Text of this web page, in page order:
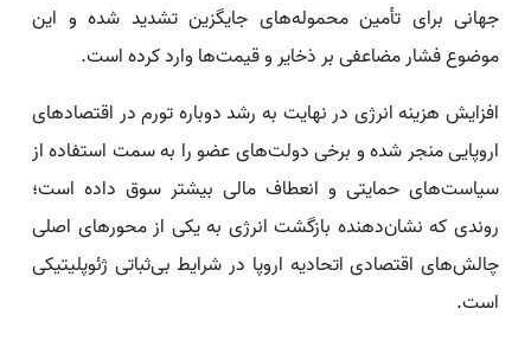
جهانی برای تأمین محموله‌های جایگزین تشدید شده و این
موضوع فشار مضاعفی بر ذخایر و قیمت‌ها وارد کرده است.
افزایش هزینه انرژی در نهایت به رشد دوباره تورم در اقتصادهای
اروپایی منجر شده و برخی دولت‌های عضو را به سمت استفاده از
سیاست‌های حمایتی و انعطاف مالی بیشتر سوق داده است؛
روندی که نشان‌دهنده بازگشت انرژی به یکی از محورهای اصلی
چالش‌های اقتصادی اتحادیه اروپا در شرایط بی‌ثباتی ژئوپلیتیکی
است.